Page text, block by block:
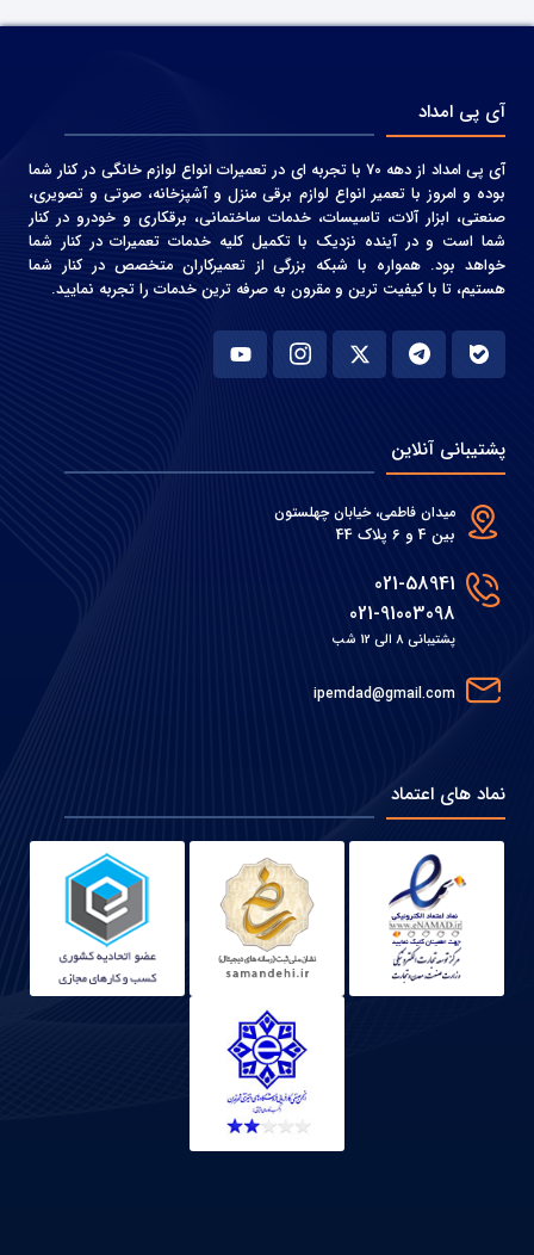
آی پی امداد
آی پی امداد از دهه 70 با تجربه ای در تعمیرات انواع لوازم خانگی در کنار شما
بوده و امروز با تعمیر انواع لوازم برقی منزل و آشپزخانه، صوتی و‌ تصویری،
صنعتی، ابزار آلات، تاسیسات، خدمات ساختمانی، برقکاری و خودرو در کنار
شما است و در آینده نزدیک با تکمیل کلیه خدمات تعمیرات در کنار شما
خواهد بود. همواره با شبکه بزرگی از تعمیرکاران متخصص در کنار شما
هستیم، تا با کیفیت ترین و مقرون به صرفه ترین خدمات را تجربه نمایید.
پشتیبانی آنلاین
میدان فاطمی، خیابان چهلستون
بین 4 و 6 پلاک 44
021-58941
021-91003098
پشتیبانی 8 الی 12 شب
ipemdad@gmail.com
نماد های اعتماد